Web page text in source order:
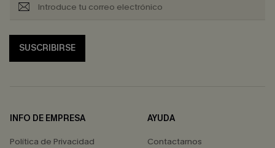
SUSCRIBIRSE
INFO DE EMPRESA
Política de Privacidad
AYUDA
Contactarnos